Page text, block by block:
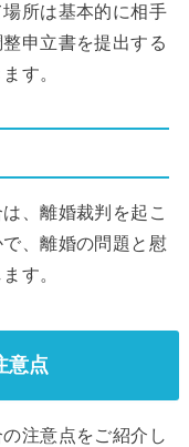
所は基本的に相手
申立書を提出する
す。
、離婚裁判を起こ
、離婚の問題と慰
す。
意点
注意点をご紹介し